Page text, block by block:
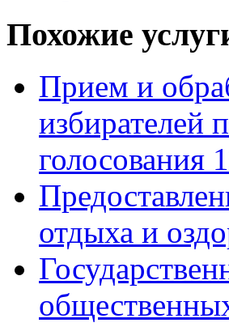
Похожие
Прием и
избирателей
голосования
отдыха и